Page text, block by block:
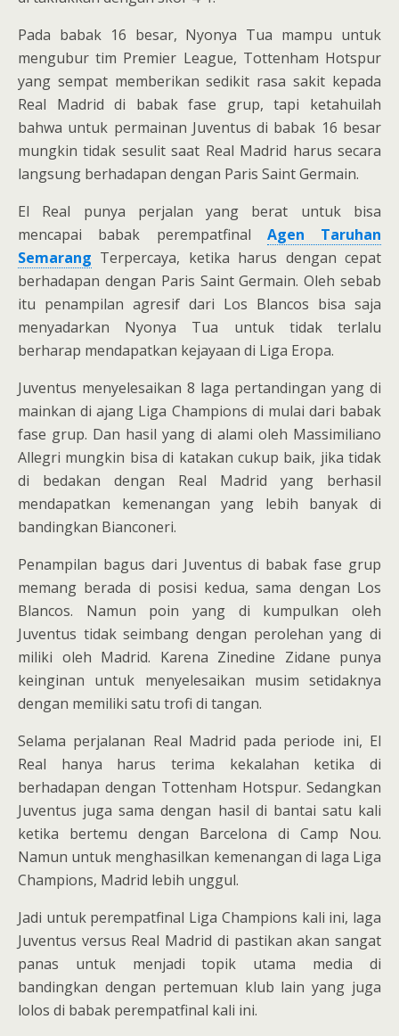
Pada babak 16 besar, Nyonya Tua mampu untuk
mengubur tim Premier League, Tottenham Hotspur
yang sempat memberikan sedikit rasa sakit kepada
Real Madrid di babak fase grup, tapi ketahuilah
bahwa untuk permainan Juventus di babak 16 besar
mungkin tidak sesulit saat Real Madrid harus secara
langsung berhadapan dengan Paris Saint Germain.
El Real punya perjalan yang berat untuk bisa
mencapai babak perempatfinal Agen Taruhan
Semarang Terpercaya, ketika harus dengan cepat
berhadapan dengan Paris Saint Germain. Oleh sebab
itu penampilan agresif dari Los Blancos bisa saja
menyadarkan Nyonya Tua untuk tidak terlalu
berharap mendapatkan kejayaan di Liga Eropa.
Juventus menyelesaikan 8 laga pertandingan yang di
mainkan di ajang Liga Champions di mulai dari babak
fase grup. Dan hasil yang di alami oleh Massimiliano
Allegri mungkin bisa di katakan cukup baik, jika tidak
di bedakan dengan Real Madrid yang berhasil
mendapatkan kemenangan yang lebih banyak di
bandingkan Bianconeri.
Penampilan bagus dari Juventus di babak fase grup
memang berada di posisi kedua, sama dengan Los
Blancos. Namun poin yang di kumpulkan oleh
Juventus tidak seimbang dengan perolehan yang di
miliki oleh Madrid. Karena Zinedine Zidane punya
keinginan untuk menyelesaikan musim setidaknya
dengan memiliki satu trofi di tangan.
Selama perjalanan Real Madrid pada periode ini, El
Real hanya harus terima kekalahan ketika di
berhadapan dengan Tottenham Hotspur. Sedangkan
Juventus juga sama dengan hasil di bantai satu kali
ketika bertemu dengan Barcelona di Camp Nou.
Namun untuk menghasilkan kemenangan di laga Liga
Champions, Madrid lebih unggul.
Jadi untuk perempatfinal Liga Champions kali ini, laga
Juventus versus Real Madrid di pastikan akan sangat
panas untuk menjadi topik utama media di
bandingkan dengan pertemuan klub lain yang juga
lolos di babak perempatfinal kali ini.